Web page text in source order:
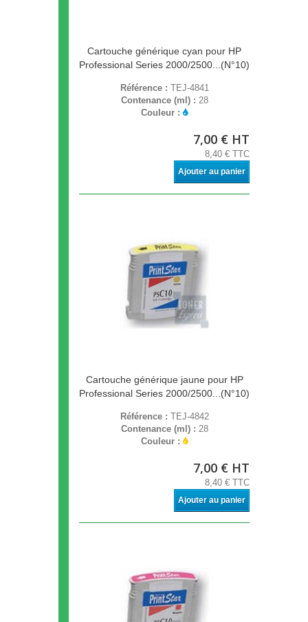
Cartouche générique cyan pour HP
Professional Series 2000/2500...(N°10)
Référence : TEJ-4841
Contenance (ml) : 28
Couleur :
7,00 € HT
8,40 € TTC
Ajouter au panier
Cartouche générique jaune pour HP
Professional Series 2000/2500...(N°10)
Référence : TEJ-4842
Contenance (ml) : 28
Couleur :
7,00 € HT
8,40 € TTC
Ajouter au panier